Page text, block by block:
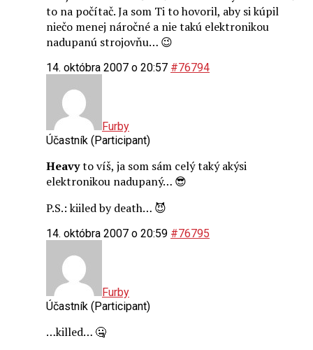
to na počítač. Ja som Ti to hovoril, aby si kúpil
niečo menej náročné a nie takú elektronikou
nadupanú strojovňu… 😉
14. októbra 2007 o 20:57 #76794
Furby
Účastník (Participant)
Heavyto víš, ja som sám celý taký akýsi
elektronikou nadupaný… 😎
P.S.: kiiled by death… 😈
14. októbra 2007 o 20:59 #76795
Furby
Účastník (Participant)
…killed… 🤐